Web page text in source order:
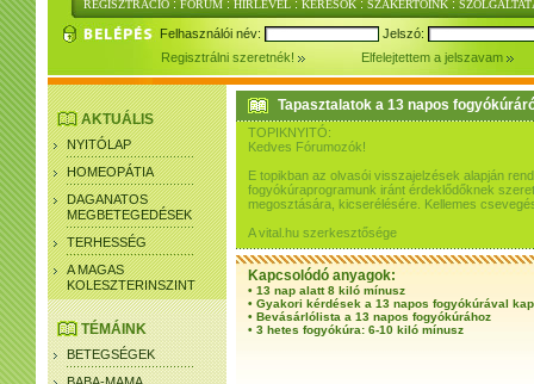
REGISZTRÁCIÓ : FÓRUM : HÍRLEVÉL : KERESŐK : SZAKÉRTŐINK :
Felhasználói név:
Jelszó:
Regisztrálni szeretnék!
Elfelejtettem a jelszavam
AKTUÁLIS
NYITÓLAP
HOMEOPÁTIA
DAGANATOS
MEGBETEGEDÉSEK
TERHESSÉG
A MAGAS
KOLESZTERINSZINT
TÉMÁINK
BETEGSÉGEK
Tapasztalatok a 13 napos
TOPIKNYITÓ:
Kedves Fórumozók!
E topikban az olvasói visszajelzések alapján
fogyókúraprogramunk iránt érdeklődőknek
megosztására, kicserélésére. Kellemes
A vital.hu szerkesztősége
Kapcsolódó anyagok:
• 13 nap alatt 8 kiló mínusz
• Gyakori kérdések a 13 napos fogyókúrával
• Bevásárlólista a 13 napos fogyókúrához
• 3 hetes fogyókúra: 6-10 kiló mínusz